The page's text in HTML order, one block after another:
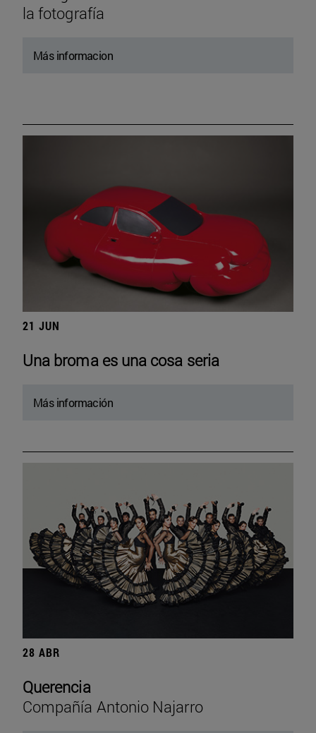
la fotografía
Más informacion
21 JUN
Una broma es una cosa seria
Más información
28 ABR
Querencia
Compañía Antonio Najarro